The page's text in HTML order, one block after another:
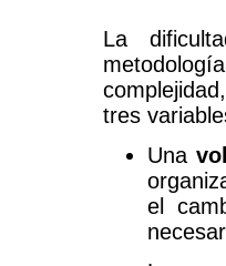
La
tres
Una
el